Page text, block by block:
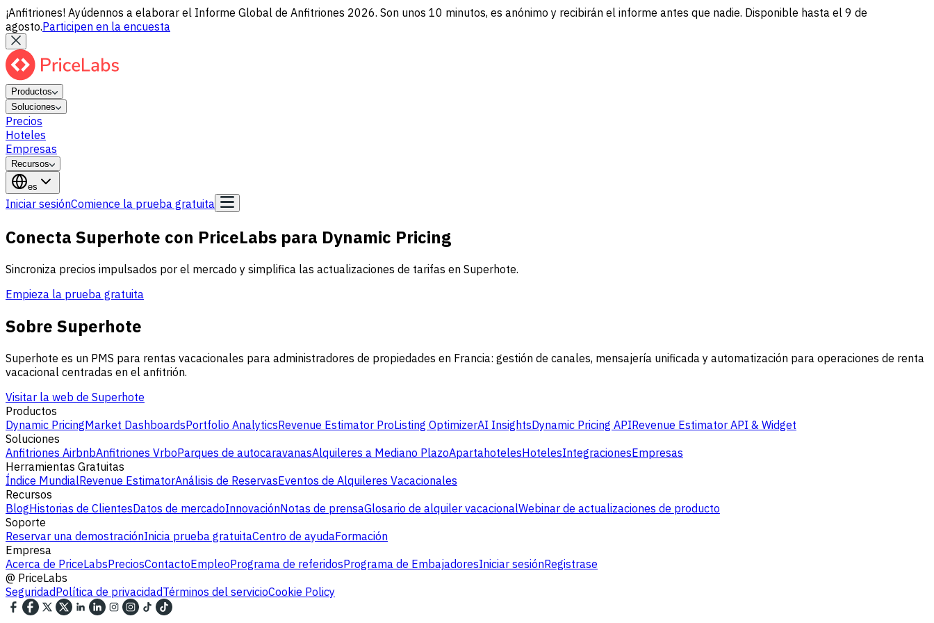
¡Anfitriones! Ayúdennos a elaborar el Informe Global de Anfitriones 2026. Son unos 10 minutos, es anónimo y recibirán el informe antes que nadie. Disponible hasta el 9 de
agosto.Participen en la encuesta
Productos
Soluciones
Precios
Hoteles
Empresas
Recursos
es
Iniciar sesiónComience la prueba gratuita
Conecta Superhote con PriceLabs para Dynamic Pricing
Sincroniza precios impulsados por el mercado y simplifica las actualizaciones de tarifas en Superhote.
Empieza la prueba gratuita
Sobre Superhote
Superhote es un PMS para rentas vacacionales para administradores de propiedades en Francia: gestión de canales, mensajería unificada y automatización para operaciones de renta
vacacional centradas en el anfitrión.
Visitar la web de Superhote
Productos
Dynamic PricingMarket DashboardsPortfolio AnalyticsRevenue Estimator ProListing OptimizerAI InsightsDynamic Pricing APIRevenue Estimator API & Widget
Soluciones
Anfitriones AirbnbAnfitriones VrboParques de autocaravanasAlquileres a Mediano PlazoApartahotelesHotelesIntegracionesEmpresas
Herramientas Gratuitas
Índice MundialRevenue EstimatorAnálisis de ReservasEventos de Alquileres Vacacionales
Recursos
BlogHistorias de ClientesDatos de mercadoInnovaciónNotas de prensaGlosario de alquiler vacacionalWebinar de actualizaciones de producto
Soporte
Reservar una demostraciónInicia prueba gratuitaCentro de ayudaFormación
Empresa
Acerca de PriceLabsPreciosContactoEmpleoPrograma de referidosPrograma de EmbajadoresIniciar sesiónRegistrase
@ PriceLabs
SeguridadPolítica de privacidadTérminos del servicioCookie Policy